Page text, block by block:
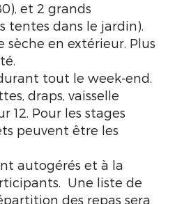
et 2 grands
tentes dans le jardin).
sèche en extérieur. Plus
tout le week-end.
draps, vaisselle
12. Pour les stages
peuvent être les
autogérés et à la
Une liste de
des repas sera